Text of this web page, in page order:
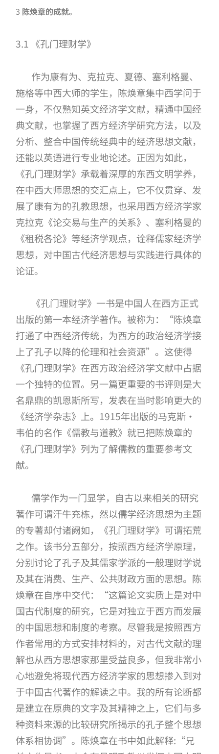
3 陈焕章的成就。
3.1 《孔门理财学》
作为康有为、克拉克、夏德、塞利格曼、
施格等中西大师的学生，陈焕章集中西学问于
一身，不仅熟知英文经济学文献，精通中国经
典文献，也掌握了西方经济学研究方法，以及
分析、整合中国传统经典中的经济思想文献，
还能以英语进行专业地论述。正因为如此，
《孔门理财学》承载着深厚的东西文明学养，
在中西大师思想的交汇点上，它不仅贯穿、发
展了康有为的孔教思想，也采用西方经济学家
克拉克《论交易与生产的关系》、塞利格曼的
《租税各论》等经济学观点，诠释儒家经济学
思想，对中国古代经济思想与实践进行具体的
论证。
《孔门理财学》一书是中国人在西方正式
出版的第一本经济学著作。被称为：
“陈焕章
打通了中西经济传统，为西方的政治经济学接
上了孔子以降的伦理和社会资源”。这使得
《孔门理财学》在西方政治经济学文献中占据
一个独特的位置。另一篇更重要的书评则是大
名鼎鼎的凯恩斯所写，发表在当时影响更大的
《经济学杂志》上。 1915年出版的马克斯•
韦伯的名作《儒教与道教》就已把陈焕章的
《孔门理财学》列为了解儒教的重要参考文
献。
儒学作为一门显学，自古以来相关的研究
著作可谓汗牛充栋，然以儒学经济思想为主题
的专著却付诸阙如，《孔门理财学》可谓拓荒
之作。该书分五部分，按照西方经济学原理，
分别讨论了孔子及其儒家学派的一般理财学说
及其在消费、生产、公共财政方面的思想。陈
焕章在自序中交代：
“这篇论文实质上是对中
国古代制度的研究，它是对独立于西方而发展
的中国思想和制度的考察。尽管我是按照西方
作者常用的方式安排材料的，对古代文献的理
解也从西方思想家那里受益良多，但我非常小
心地避免将现代西方经济学家的思想掺入到对
于中国古代著作的解读之中。我的所有论断都
是建立在原典的文字及其精神之上，它们与多
种资料来源的比较研究所揭示的孔子整个思想
体系相协调”。陈焕章在书中如此解释: “兄